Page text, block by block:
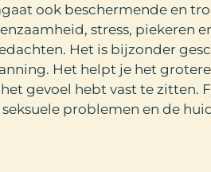
ook beschermende en
stress, piekeren
Het is bijzonder
Het helpt je het
gevoel hebt vast te zitten.
problemen en de